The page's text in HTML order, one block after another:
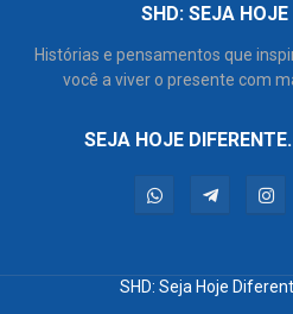
SHD: SEJA HOJE
Histórias e pensamentos que
você a viver o presente com
SEJA HOJE
SHD: Seja Hoje